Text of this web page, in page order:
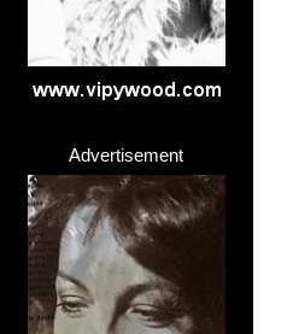
Advertisement